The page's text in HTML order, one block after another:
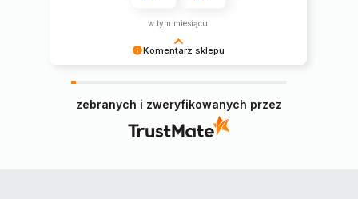
Komentarz sklepu
narożnik spełnił Pani oczekiwania 😊
w tym miesiącu
zebranych i zweryfikowanych przez